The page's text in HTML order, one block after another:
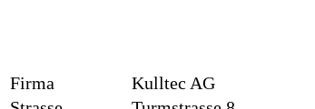
Firma
Kulltec AG